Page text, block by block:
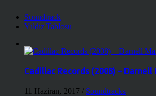
Soundtrack
Yıldız Tablosu
Cadillac Records (2008) –
11 Haziran, 2017 / Soundtracks